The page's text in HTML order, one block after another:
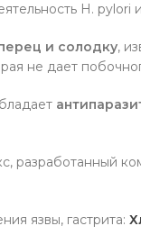
H.
и солодку,
не дает
разработанный
язвы, гастрита: